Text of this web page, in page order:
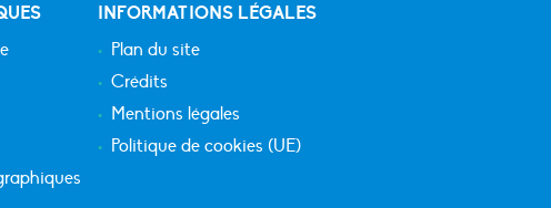
INFORMATIONS LÉGALES
Plan du site
Crédits
Mentions légales
Politique de cookies (UE)